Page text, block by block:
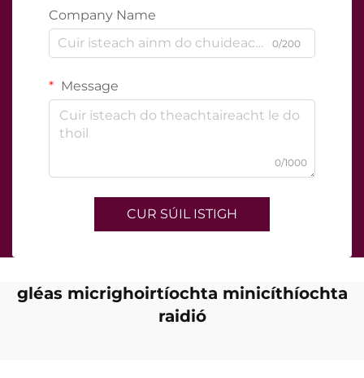
Company Name
0/200
Message
0/1000
CUR SÚIL ISTIGH
gléas micrighoirtíochta minicíthíochta
raidió